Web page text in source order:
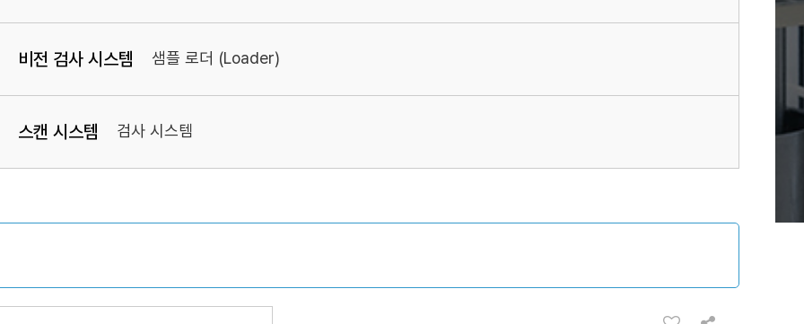
비전 검사 시스템 샘플 로더 (Loader)
스캔 시스템 검사 시스템